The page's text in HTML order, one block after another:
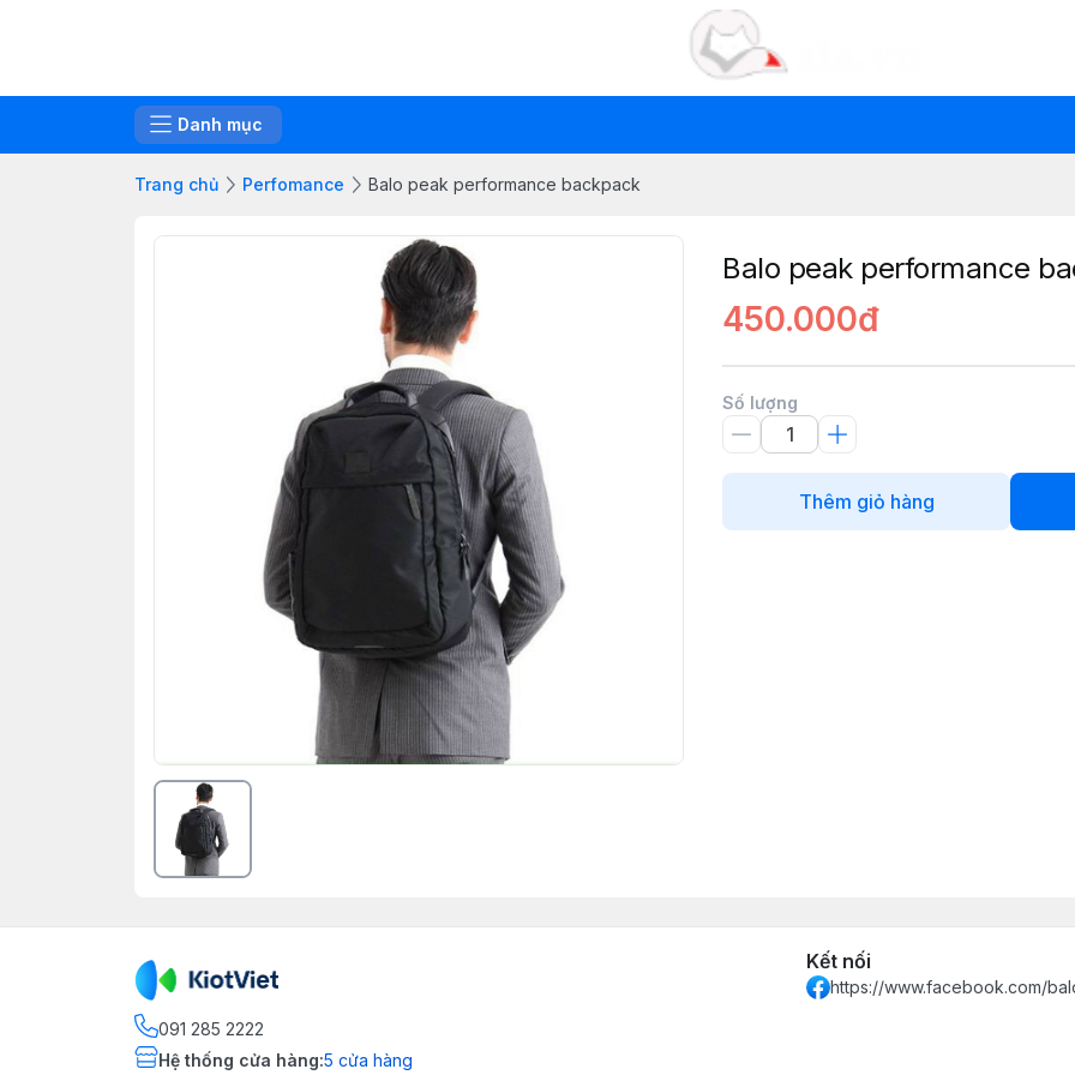
Danh mục
Trang chủ Perfomance Balo peak performance backpack
Balo peak performance
450.000đ
Số lượng
Thêm giỏ hàng
091 285 2222
Hệ thống cửa hàng:5 cửa hàng
Kết nối
https://www.facebook.com/